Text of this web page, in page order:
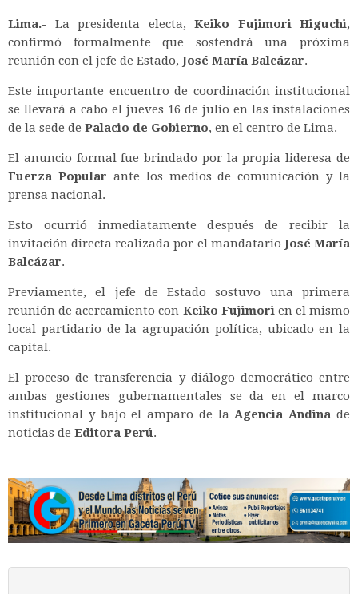
Lima.- La presidenta electa, Keiko Fujimori Higuchi,
confirmó formalmente que sostendrá una próxima
reunión con el jefe de Estado, José María Balcázar.
Este importante encuentro de coordinación institucional
se llevará a cabo el jueves 16 de julio en las instalaciones
de la sede de Palacio de Gobierno, en el centro de Lima.
El anuncio formal fue brindado por la propia lideresa de
Fuerza Popular ante los medios de comunicación y la
prensa nacional.
Esto ocurrió inmediatamente después de recibir la
invitación directa realizada por el mandatario José María
Balcázar.
Previamente, el jefe de Estado sostuvo una primera
reunión de acercamiento con Keiko Fujimorien el mismo
local partidario de la agrupación política, ubicado en la
capital.
El proceso de transferencia y diálogo democrático entre
ambas gestiones gubernamentales se da en el marco
institucional y bajo el amparo de laAgencia Andina de
noticias de Editora Perú.